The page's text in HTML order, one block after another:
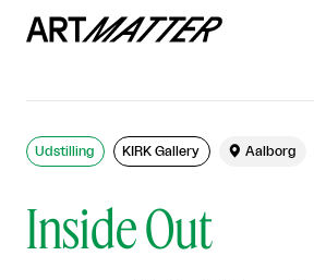
Inside Out
Udstilling KIRK Gallery  Aalborg